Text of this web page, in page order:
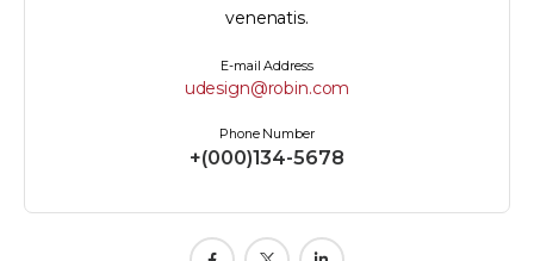
venenatis.
E-mail Address
udesign@robin.com
Phone Number
+(000)134-5678